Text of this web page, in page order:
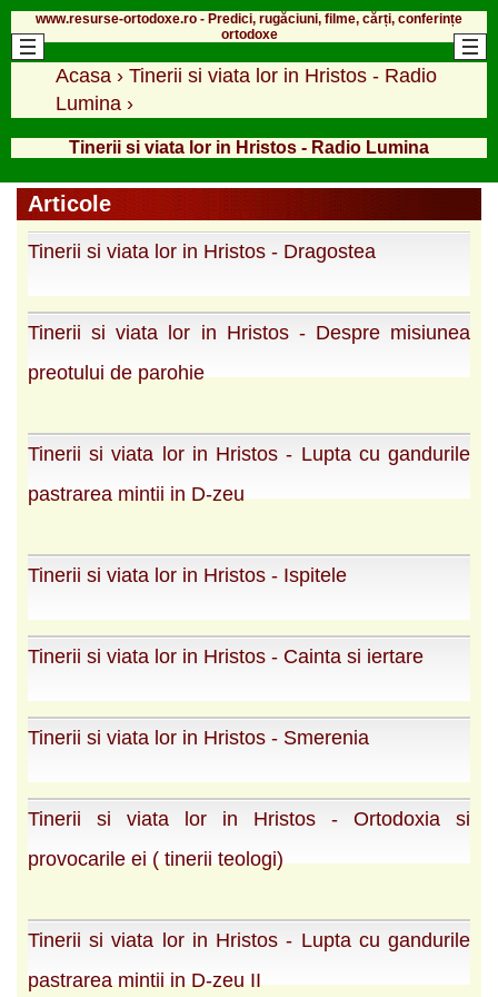
www.resurse-ortodoxe.ro - Predici, rugăciuni, filme, cărți, conferințe
ortodoxe
Acasa › Tinerii si viata lor in Hristos - Radio
Lumina ›
Tinerii si viata lor in Hristos - Radio Lumina
Articole
Tinerii si viata lor in Hristos - Dragostea
Tinerii si viata lor in Hristos - Despre misiunea
preotului de parohie
Tinerii si viata lor in Hristos - Lupta cu gandurile
pastrarea mintii in D-zeu
Tinerii si viata lor in Hristos - Ispitele
Tinerii si viata lor in Hristos - Cainta si iertare
Tinerii si viata lor in Hristos - Smerenia
Tinerii si viata lor in Hristos - Ortodoxia si
provocarile ei ( tinerii teologi)
Tinerii si viata lor in Hristos - Lupta cu gandurile
pastrarea mintii in D-zeu II